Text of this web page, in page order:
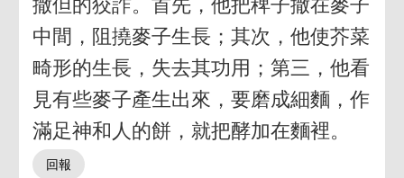
撒但的狡詐。首先，他把稗子撒在麥子
中間，阻撓麥子生長；其次，他使芥菜
畸形的生長，失去其功用；第三，他看
見有些麥子產生出來，要磨成細麵，作
滿足神和人的餅，就把酵加在麵裡。